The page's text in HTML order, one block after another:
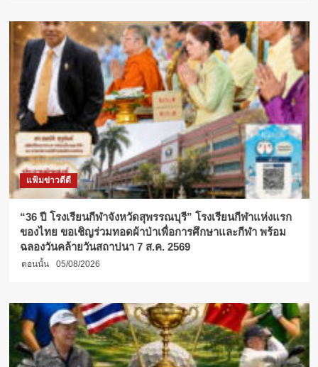
แฟ้มข่าวดีดี
“36 ปี โรงเรียนกีฬาจังหวัดสุพรรณบุรี” โรงเรียนกีฬาแห่งแรก
ของไทย ขอเชิญร่วมทอดผ้าป่าเพื่อการศึกษาและกีฬา พร้อม
ฉลองวันคล้ายวันสถาปนา 7 ส.ค. 2569
ตอนนั้น 05/08/2026